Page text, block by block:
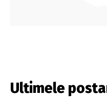
Ultimele